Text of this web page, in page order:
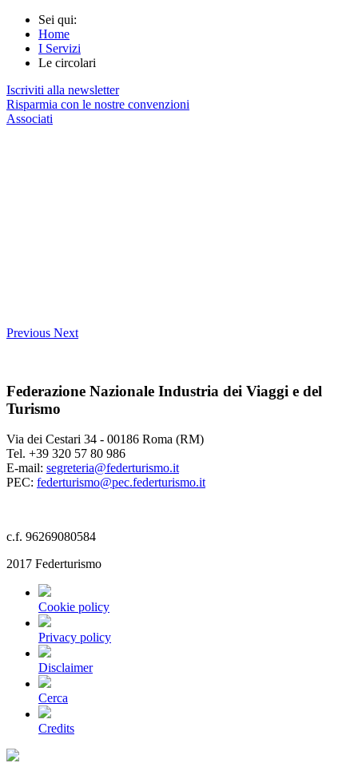
Sei qui:
Home
I Servizi
Le circolari
Iscriviti alla newsletter
Risparmia con le nostre convenzioni
Associati
Previous Next
Federazione Nazionale Industria dei Viaggi e del
Turismo
Via dei Cestari 34 - 00186 Roma (RM)
Tel. +39 320 57 80 986
E-mail: segreteria@federturismo.it
PEC: federturismo@pec.federturismo.it
c.f. 96269080584
2017 Federturismo
Cookie policy
Privacy policy
Disclaimer
Cerca
Credits